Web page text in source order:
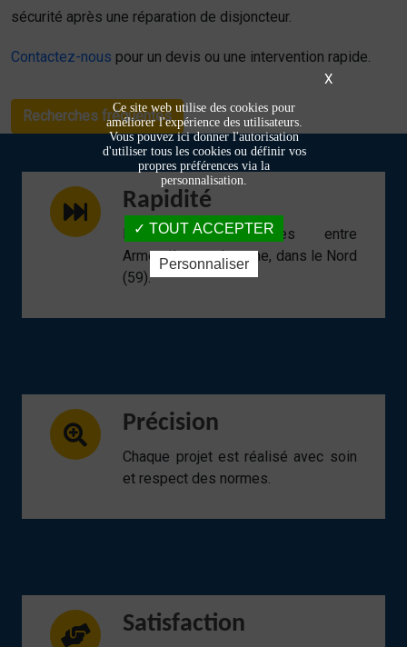
sécurité après une réparation de disjoncteur.
Contactez-nous pour un devis ou une intervention rapide.
Recherches fréquentes
Rapidité
Interventions réactives entre
Armentières et Lomme, dans le Nord
(59).
Précision
Chaque projet est réalisé avec soin
et respect des normes.
Satisfaction
X
Ce site web utilise des cookies pour
améliorer l'expérience des utilisateurs.
Vous pouvez ici donner l'autorisation
d'utiliser tous les cookies ou définir vos
propres préférences via la
personnalisation.
TOUT ACCEPTER
Personnaliser